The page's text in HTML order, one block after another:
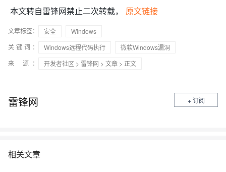
本文转自雷锋网禁止二次转载， 原文链接
文章标签： 安全
Windows
关键词：
Windows远程代码执行
微软Windows漏洞
来 源：
开发者社区 > 雷锋网 > 文章 > 正文
雷锋网 + 订阅
相关文章